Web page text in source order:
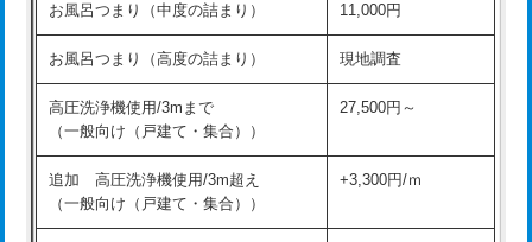
交換・取付(混合水栓（壁付・デッキ
式・ワンホール）)
16,500円+材料費
交換・取付(排水栓・排水トラップ
（P/S/ポップアップ））
22,000円+材料費
交換・取付（その他部品） 11,000円+材料費
持込商品取付（単水栓） 13,200円
お風呂つまり（中度の詰まり） 11,000円
お風呂つまり（高度の詰まり） 現地調査
高圧洗浄機使用/3mまで
（一般向け（戸建て・集合））
27,500円～
追加 高圧洗浄機使用/3m超え
（一般向け（戸建て・集合））
+3,300円/ｍ